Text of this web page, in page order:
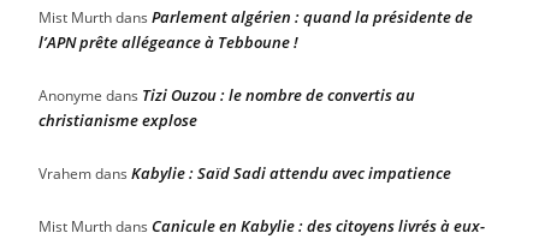
Mist Murthdans Parlement algérien : quand la présidente de
l’APN prête allégeance à Tebboune !
Anonyme dans Tizi Ouzou : le nombre de convertis au
christianisme explose
Vrahemdans Kabylie : Saïd Sadi attendu avec impatience
Mist Murthdans Canicule en Kabylie : des citoyens livrés à eux-